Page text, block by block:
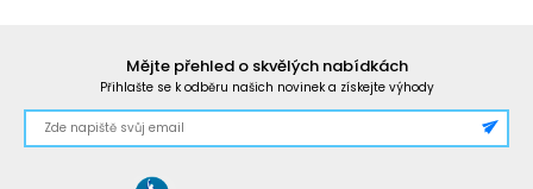
Mějte přehled o skvělých nabídkách
Přihlašte se k odběru našich novinek a získejte výhody